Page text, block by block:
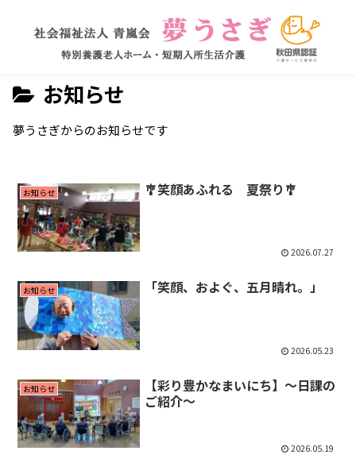
お知らせ
夢うさぎからのお知らせです
お知らせ 🎐笑顔あふれる 夏祭り🎐
2026.07.27
お知らせ 「笑顔、およぐ、五月晴れ。」
2026.05.23
お知らせ
【彩り豊かなまいにち】〜日課の
ご紹介〜
2026.05.19